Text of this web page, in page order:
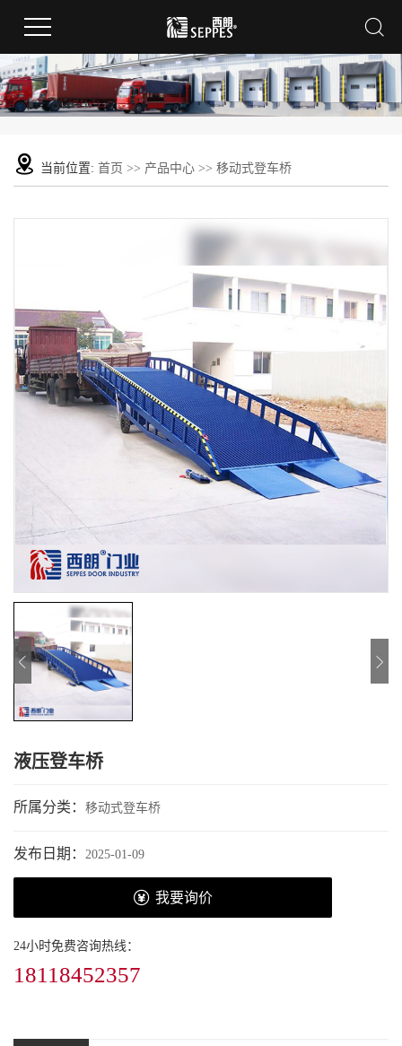
当前位置: 首页 >> 产品中心 >> 移动式登车桥
液压登车桥
所属分类： 移动式登车桥
发布日期： 2025-01-09
我要询价
24小时免费咨询热线：
18118452357